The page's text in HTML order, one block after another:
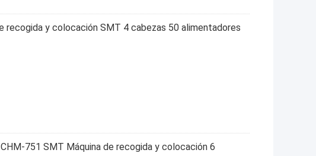
recogida y colocación SMT 4 cabezas 50 alimentadores
751 SMT Máquina de recogida y colocación 6